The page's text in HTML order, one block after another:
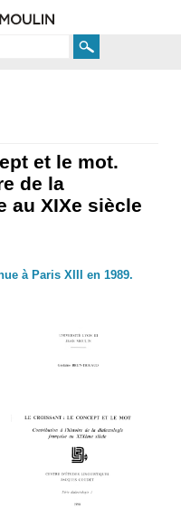
Rechercher
et le mot.
de la
au XIXe siècle
à Paris XIII en 1989.